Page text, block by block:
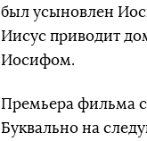
был усыновлен
Иисус приводит
Иосифом.
Премьера фильма
Буквально на